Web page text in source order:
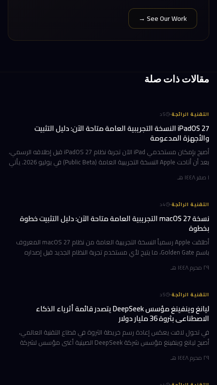
See Our Work →
مقالات ذات صلة
التقنية الرائجة·
5د
iPadOS 27 النسخة التجريبية العامة متاحة الآن: دليل التثبيت
والأجهزة المدعومة
أصبح بإمكان مستخدمي iPad الآن تجربة نظام iPadOS 27 قبل إطلاقه الرسمي،
بعد أن أتاحت Apple النسخة التجريبية العامة (Public Beta) في يوليو 2026. يأتي
١ صفر ١٤٤٨ هـ
التقنية الرائجة·
4د
نسخة macOS 27 التجريبية العامة متاحة الآن: دليل التثبيت خطوة
بخطوة
أطلقت Apple رسمياً النسخة التجريبية العامة من نظام macOS 27 المعروف
باسم Golden Gate، ما يتيح لأي مستخدم تجربة النظام الجديد قبل إصداره
٢٩ محرم ١٤٤٨ هـ
التقنية الرائجة·
5د
ليانغ وينفينغ مؤسس DeepSeek يتصدر قائمة أثرياء الذكاء
الاصطناعي بثروة 36 مليار دولار
في تحول لافت يعكس إعادة رسم خريطة الثروة في قطاع التقنية العالمي،
أصبح ليانغ وينفينغ مؤسس شركة DeepSeek الصينية أغنى مؤسس لشركة
٢٩ محرم ١٤٤٨ هـ